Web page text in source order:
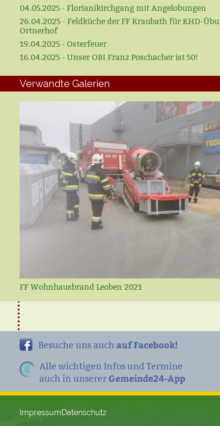
04.05.2025 - Florianikirchgang mit Angelobungen
26.04.2025 - Feldküche der FF Kraubath für KHD-
Ortnerhof
19.04.2025 - Osterfeuer
16.04.2025 - Unser OBI Franz Poschacher ist 50!
Verwandte Galerien
FF Wohnhausbrand Leoben 2021
Besuche uns auch auf Facebook!
Alle wichtigen Infos und Termine
auch in unserer Gemeinde24-App
ImpressumDatenschutz